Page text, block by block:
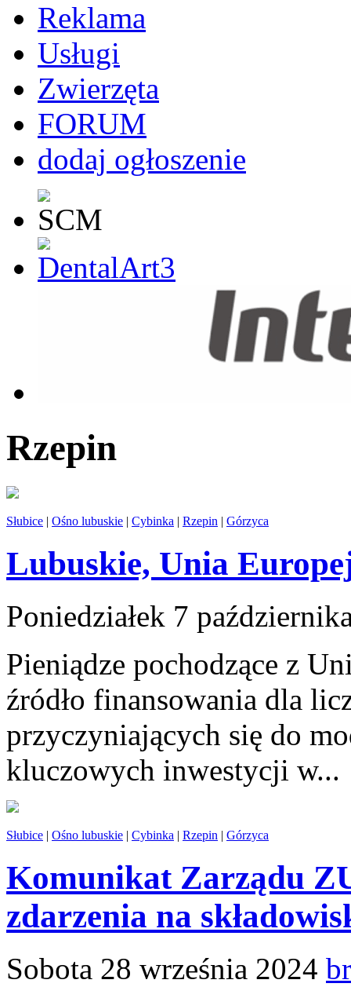
Reklama
Usługi
Zwierzęta
FORUM
dodaj ogłoszenie
Rzepin
Słubice | Ośno lubuskie | Cybinka | Rzepin | Górzyca
Lubuskie, Unia
Poniedziałek 7
Pieniądze pochodzące z
źródło finansowania dla
przyczyniających się do
kluczowych inwestycji w...
Słubice | Ośno lubuskie | Cybinka | Rzepin | Górzyca
Komunikat Zarządu
zdarzenia na
Sobota 28 września 2024